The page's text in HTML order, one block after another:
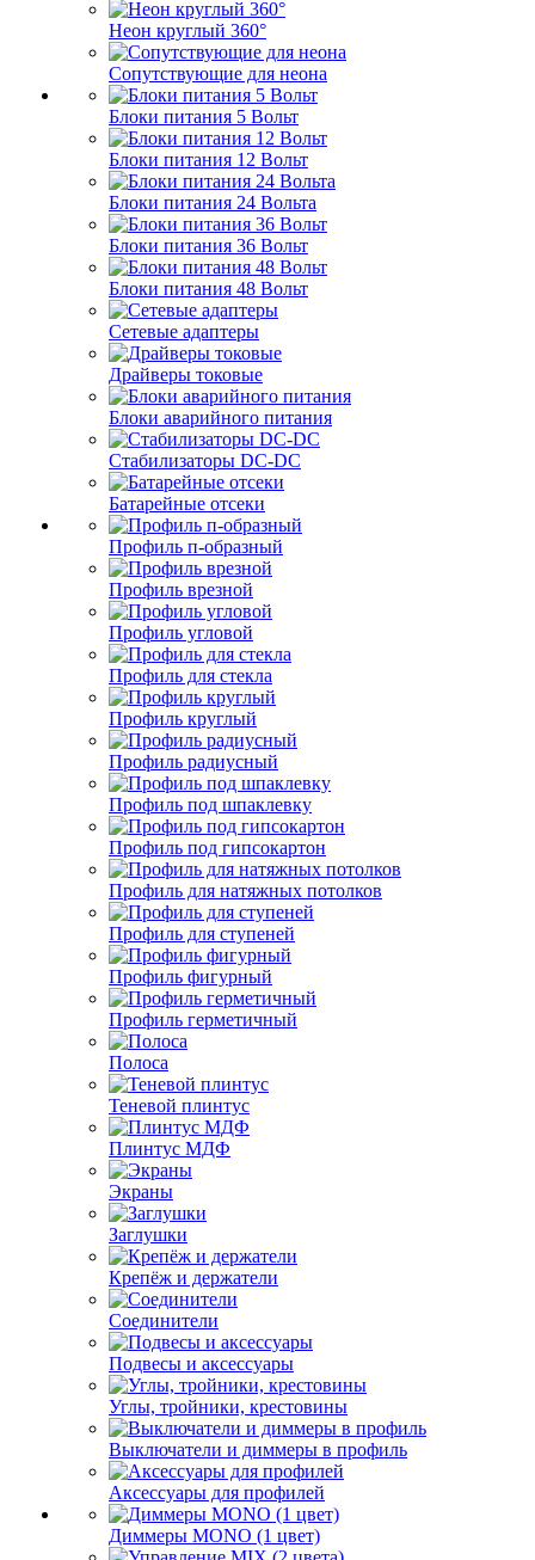
Неон круглый 360°
Сопутствующие для неона
Блоки питания 5 Вольт
Блоки питания 12 Вольт
Блоки питания 24 Вольта
Блоки питания 36 Вольт
Блоки питания 48 Вольт
Сетевые адаптеры
Драйверы токовые
Блоки аварийного питания
Стабилизаторы DC-DC
Батарейные отсеки
Профиль п-образный
Профиль врезной
Профиль угловой
Профиль для стекла
Профиль круглый
Профиль радиусный
Профиль под шпаклевку
Профиль под гипсокартон
Профиль для натяжных потолков
Профиль для ступеней
Профиль фигурный
Профиль герметичный
Полоса
Теневой плинтус
Плинтус МДФ
Экраны
Заглушки
Крепёж и держатели
Соединители
Подвесы и аксессуары
Углы, тройники, крестовины
Выключатели и диммеры в профиль
Аксессуары для профилей
Диммеры MONO (1 цвет)